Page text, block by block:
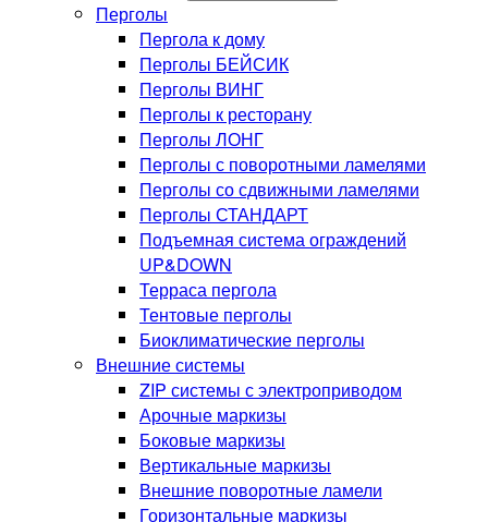
Перголы
Пергола к дому
Перголы БЕЙСИК
Перголы ВИНГ
Перголы к ресторану
Перголы ЛОНГ
Перголы с поворотными ламелями
Перголы со сдвижными ламелями
Перголы СТАНДАРТ
Подъемная система ограждений
UP&DOWN
Терраса пергола
Тентовые перголы
Биоклиматические перголы
Внешние системы
ZIP системы с электроприводом
Арочные маркизы
Боковые маркизы
Вертикальные маркизы
Внешние поворотные ламели
Горизонтальные маркизы